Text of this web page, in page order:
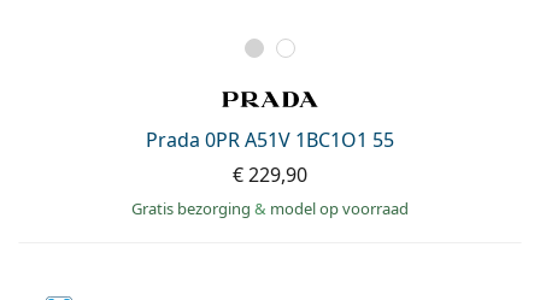
Prada 0PR A51V 1BC1O1 55
€ 229,90
Gratis bezorging & model op voorraad